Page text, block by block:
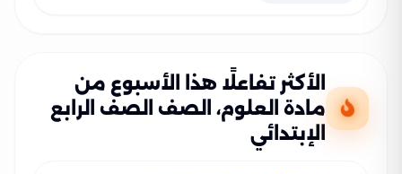
الأكثر تفاعلًا هذا الأسبوع من
مادة العلوم، الصف الصف الرابع
الإبتدائي